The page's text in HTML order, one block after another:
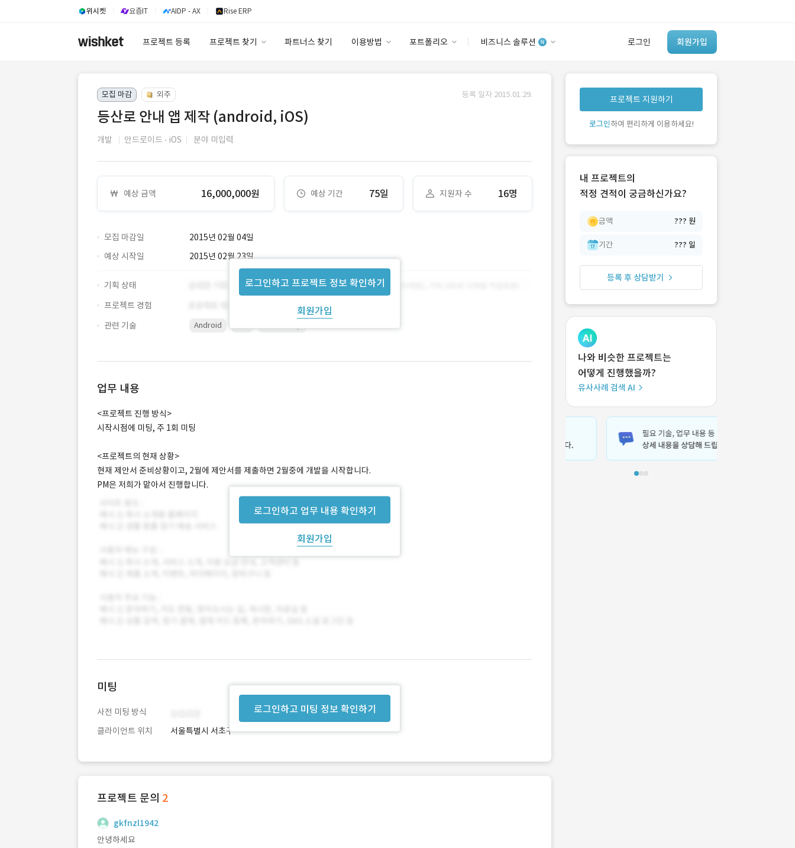
위시켓 요즘IT AIDP - AX Rise ERP
프로젝트 등록 프로젝트 찾기 파트너스 찾기 이용방법 포트폴리오 비즈니스 솔루션 로그인 회원가입
안심 코드 케어
유사사례 검색 AI
‘이런 거’ 만들어본
개발 회사 있어?
모집 마감 외주 등록 일자 2015.01.29.
등산로 안내 앱 제작 (android, iOS)
개발 안드로이드 iOS 분야 미입력
예상 금액 16,000,000원 예상 기간 75일 지원자 수 16명
모집 마감일 2015년 02월 04일
로그인하고 프로젝트 정보 확인하기
회원가입
예상 시작일 2015년 02월 23일
기획 상태
프로젝트 경험
관련 기술
Android
업무 내용
로그인하고 업무 내용 확인하기
회원가입
<프로젝트 진행 방식>
시작시점에 미팅, 주 1회 미팅
<프로젝트의 현재 상황>
현재 제안서 준비상황이고, 2월에 제안서를 제출하면 2월중에 개발을 시작합니다.
PM은 저희가 맡아서 진행합니다.
로그인하고 미팅 정보 확인하기
미팅
사전 미팅 방식
클라이언트 위치
서울특별시 서초구
프로젝트 문의 2
gkfnzl1942
안녕하세요
프로젝트 지원하기
로그인하여 편리하게 이용하세요!
내 프로젝트의
적정 견적이 궁금하신가요?
금액 ??? 원
기간 ??? 일
등록 후 상담받기
나와 비슷한 프로젝트는
어떻게 진행했을까?
유사사례 검색 AI